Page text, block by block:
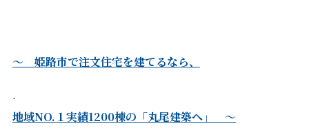
～ 姫路市で注文住宅を建てるなら、
.
地域NO.１実績1200棟の「丸尾建築へ」 ～